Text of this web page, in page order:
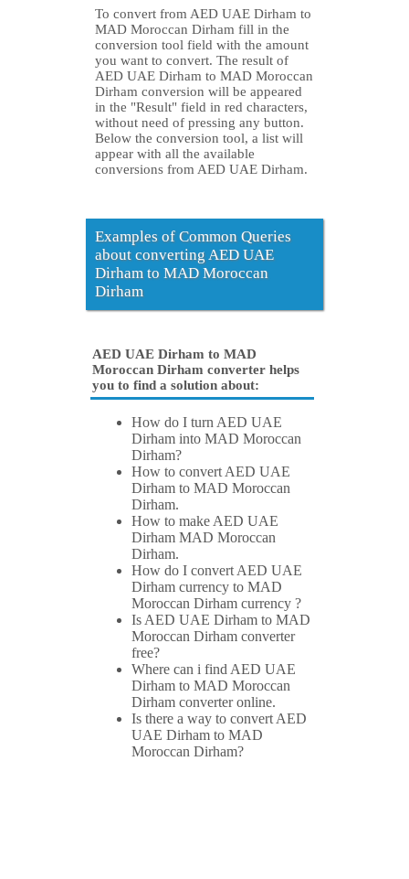
To convert from AED UAE Dirham to
MAD Moroccan Dirham fill in the
conversion tool field with the amount
you want to convert. The result of
AED UAE Dirham to MAD Moroccan
Dirham conversion will be appeared
in the "Result" field in red characters,
without need of pressing any button.
Below the conversion tool, a list will
appear with all the available
conversions from AED UAE Dirham.
Examples of Common Queries
about converting AED UAE
Dirham to MAD Moroccan
Dirham
AED UAE Dirham to MAD
Moroccan Dirham converter helps
you to find a solution about:
How do I turn AED UAE
Dirham into MAD Moroccan
Dirham?
How to convert AED UAE
Dirham to MAD Moroccan
Dirham.
How to make AED UAE
Dirham MAD Moroccan
Dirham.
How do I convert AED UAE
Dirham currency to MAD
Moroccan Dirham currency ?
Is AED UAE Dirham to MAD
Moroccan Dirham converter
free?
Where can i find AED UAE
Dirham to MAD Moroccan
Dirham converter online.
Is there a way to convert AED
UAE Dirham to MAD
Moroccan Dirham?